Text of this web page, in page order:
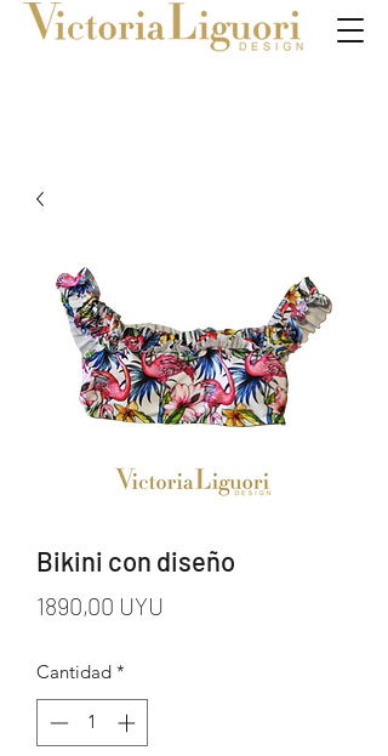
Bikini con diseño
1890,00 UYU
Cantidad *